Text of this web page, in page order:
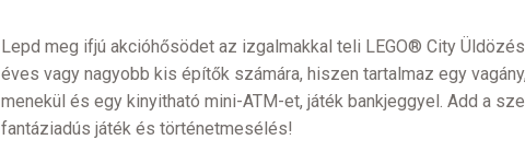
Lepd meg ifjú akcióhősödet az izgalmakkal teli LEGO® City
éves vagy nagyobb kis építők számára, hiszen tartalmaz egy
menekül és egy kinyitható mini-ATM-et, játék bankjeggyel. Add a
fantáziadús játék és történetmesélés!